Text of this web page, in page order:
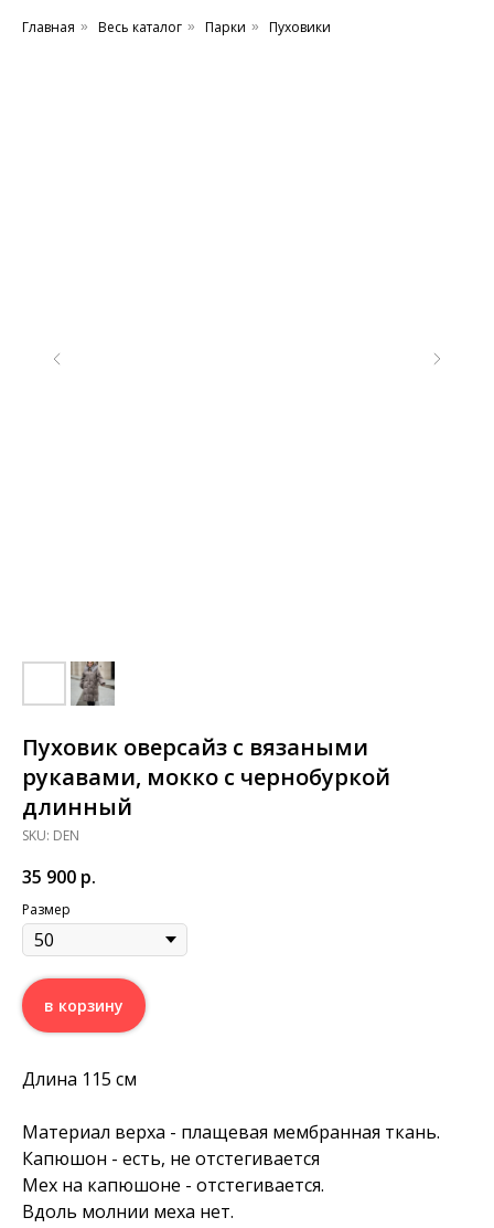
Главная » Весь каталог » Парки » Пуховики
Пуховик оверсайз с вязаными
рукавами, мокко с чернобуркой
длинный
SKU: DEN
35 900 р.
Размер
в корзину
Длина 115 см
Материал верха - плащевая мембранная ткань.
Капюшон - есть, не отстегивается
Мех на капюшоне - отстегивается.
Вдоль молнии меха нет.